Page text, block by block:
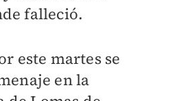
falleció.
este martes se
en la